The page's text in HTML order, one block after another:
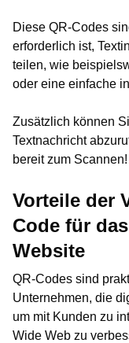
Diese QR-Codes
erforderlich ist,
teilen, wie
oder eine einfache
Zusätzlich können
Textnachricht
bereit zum Scannen!
Vorteile der
Code für
Website
QR-Codes sind
Unternehmen, die
um mit Kunden zu
Wide Web zu